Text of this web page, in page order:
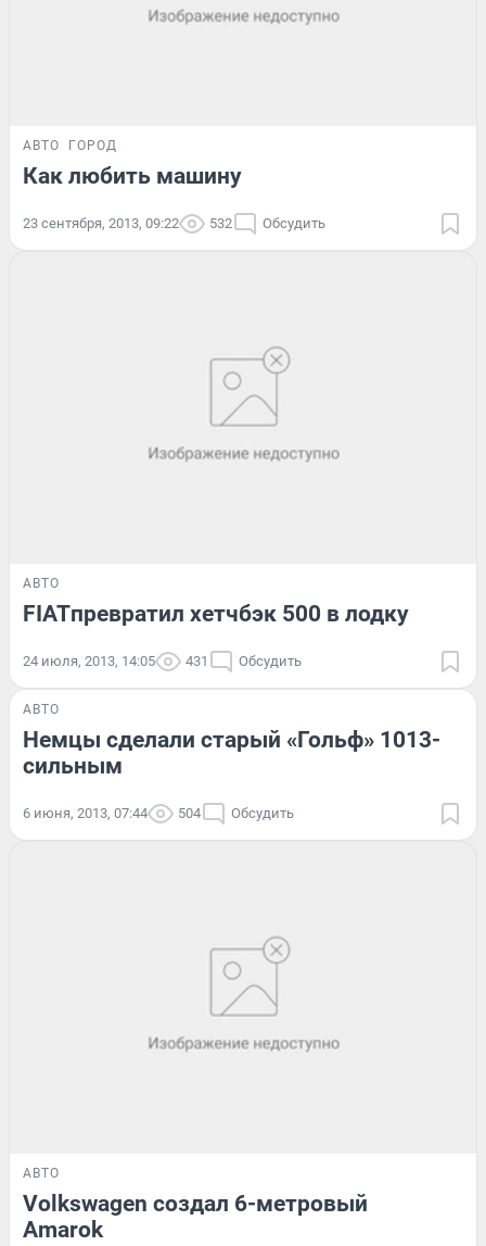
АВТО ГОРОД
Как любить машину
23 сентября, 2013, 09:22 532 Обсудить
АВТО
FIATпревратил хетчбэк 500 в лодку
24 июля, 2013, 14:05 431 Обсудить
АВТО
Немцы сделали старый «Гольф» 1013-
сильным
6 июня, 2013, 07:44 504 Обсудить
АВТО
Volkswagen создал 6-метровый
Amarok